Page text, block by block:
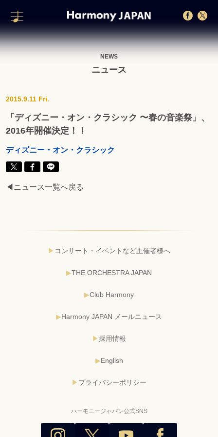
NEWS
ニュース
2015.9.11 Fri.
「ディズニー・オン・クラシック 〜春の音楽祭」、
2016年開催決定！！
ディズニー・オン・クラシック
◀ニュース一覧へ戻る
コンサート・イベントなど主催者様へ
THE ORCHESTRA JAPAN
Club Harmony
Harmony JAPAN メールニュース
採用情報
English
プライバシーポリシー
ハーモニージャパン公式SNS